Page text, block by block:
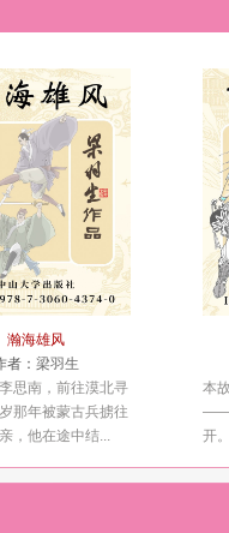
瀚海雄风
者： 梁羽生
思南，前往漠北寻
那年被蒙古兵掳往
，他在途中结...
本
开